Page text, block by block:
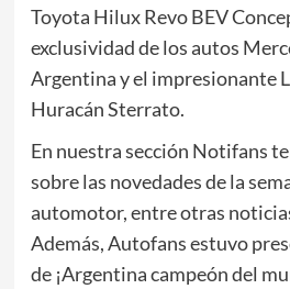
Toyota Hilux Revo BEV
exclusividad de los autos
Argentina y el impresionante
Huracán Sterrato.
En nuestra sección Notifans
sobre las novedades de la
automotor, entre otras
Además, Autofans estuvo
de ¡Argentina campeón del